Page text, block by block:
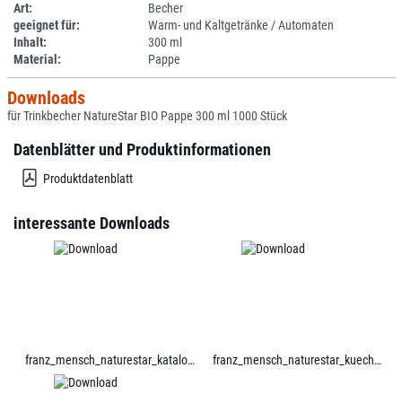
Art:
Becher
geeignet für:
Warm- und Kaltgetränke / Automaten
Inhalt:
300 ml
Material:
Pappe
Downloads
für Trinkbecher NatureStar BIO Pappe 300 ml 1000 Stück
Datenblätter und Produktinformationen
Produktdatenblatt
interessante Downloads
franz_mensch_naturestar_katalog.pdf franz_mensch_naturestar_kueche.pdf